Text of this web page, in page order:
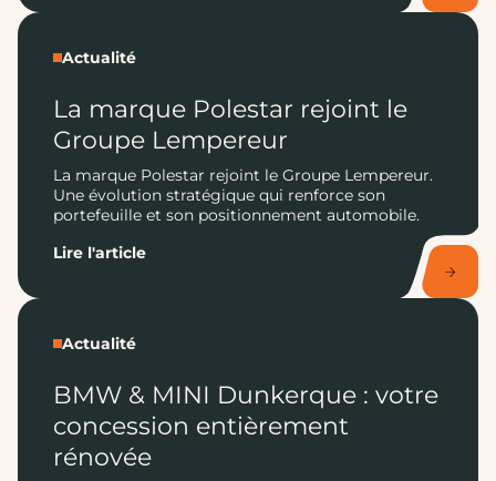
Actualité
La marque Polestar rejoint le
Groupe Lempereur
La marque Polestar rejoint le Groupe Lempereur.
Une évolution stratégique qui renforce son
portefeuille et son positionnement automobile.
Lire l'article
Actualité
BMW & MINI Dunkerque : votre
concession entièrement
rénovée